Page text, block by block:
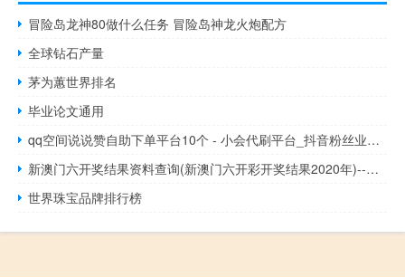
冒险岛龙神80做什么任务 冒险岛神龙火炮配方
全球钻石产量
茅为蕙世界排名
毕业论文通用
qq空间说说赞自助下单平台10个 - 小会代刷平台_抖音粉丝业务下单
新澳门六开奖结果资料查询(新澳门六开彩开奖结果2020年)--良心企业，值得支持--V64.57.05
世界珠宝品牌排行榜